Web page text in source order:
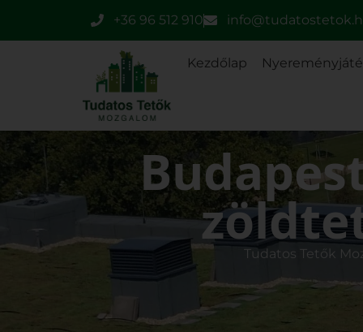
+36 96 512 910
Kezdőlap
Tudatos Tetők